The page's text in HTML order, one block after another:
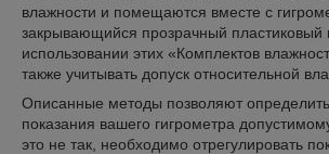
влажности и помещаются вместе с
закрывающийся прозрачный пластиковый
использовании этих «Комплектов
также учитывать допуск относительной
Описанные методы позволяют
показания вашего гигрометра
это не так, необходимо отрегулировать